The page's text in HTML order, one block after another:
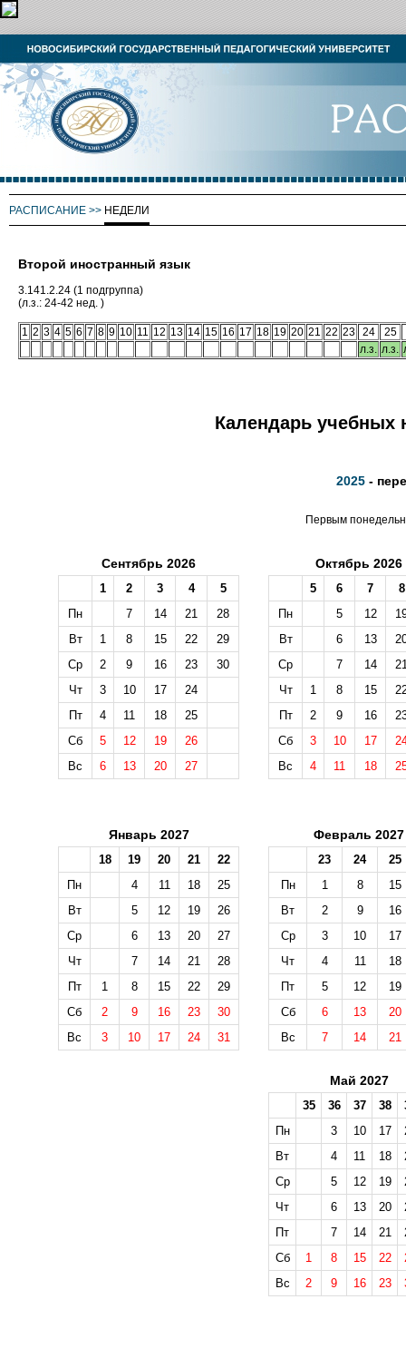
РАСПИСАНИЕ >> НЕДЕЛИ
Второй иностранный язык
3.141.2.24 (1 подгруппа)
(л.з.: 24-42 нед. )
1 2 3 4 5 6 7 8 9 10 11 12 13 14 15 16 17 18 19 20 21 22 23 24 25
л.з. л.з.
Календарь учебных
2025-
Первым
Сентябрь 2026
1 2 3 4
5
Пн
7 14 21
28
Вт
1 8 15 22
29
Ср
2 9 16 23
30
Чт
3 10 17
24
Пт
4 11 18
25
Сб
5 12 19
26
Вс
6 13 20 27
Октябрь 2026
5 6 7
8
Пн
5 12
Вт
6 13
Ср
7 14
Чт
1 8 15
Пт
2 9 16
Сб
3 10 17
Вс
4 11 18
Январь 2027
18 19 20 21
22
Пн
4 11 18
25
Вт
5 12 19
26
Ср
6 13 20
27
Чт
7 14 21
28
Пт
1 8 15 22
29
Сб
2 9 16 23
30
Вс
3 10 17 24 31
Февраль 2027
23 24
25
Пн
1 8
15
Вт
2 9
16
Ср
3 10
17
Чт
4 11
18
Пт
5 12
19
Сб
6 13
20
Вс
7 14 21
Май 2027
35 36 37 38
Пн
3 10 17
Вт
4 11 18
Ср
5 12 19
Чт
6 13 20
Пт
7 14 21
Сб
1 8 15 22
Вс
2 9 16 23